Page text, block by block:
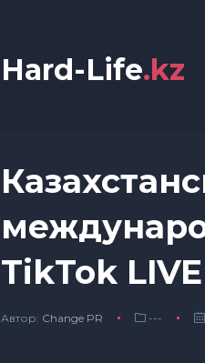
Hard-Life.kz
TikTok
Автор: Сhange PR ---